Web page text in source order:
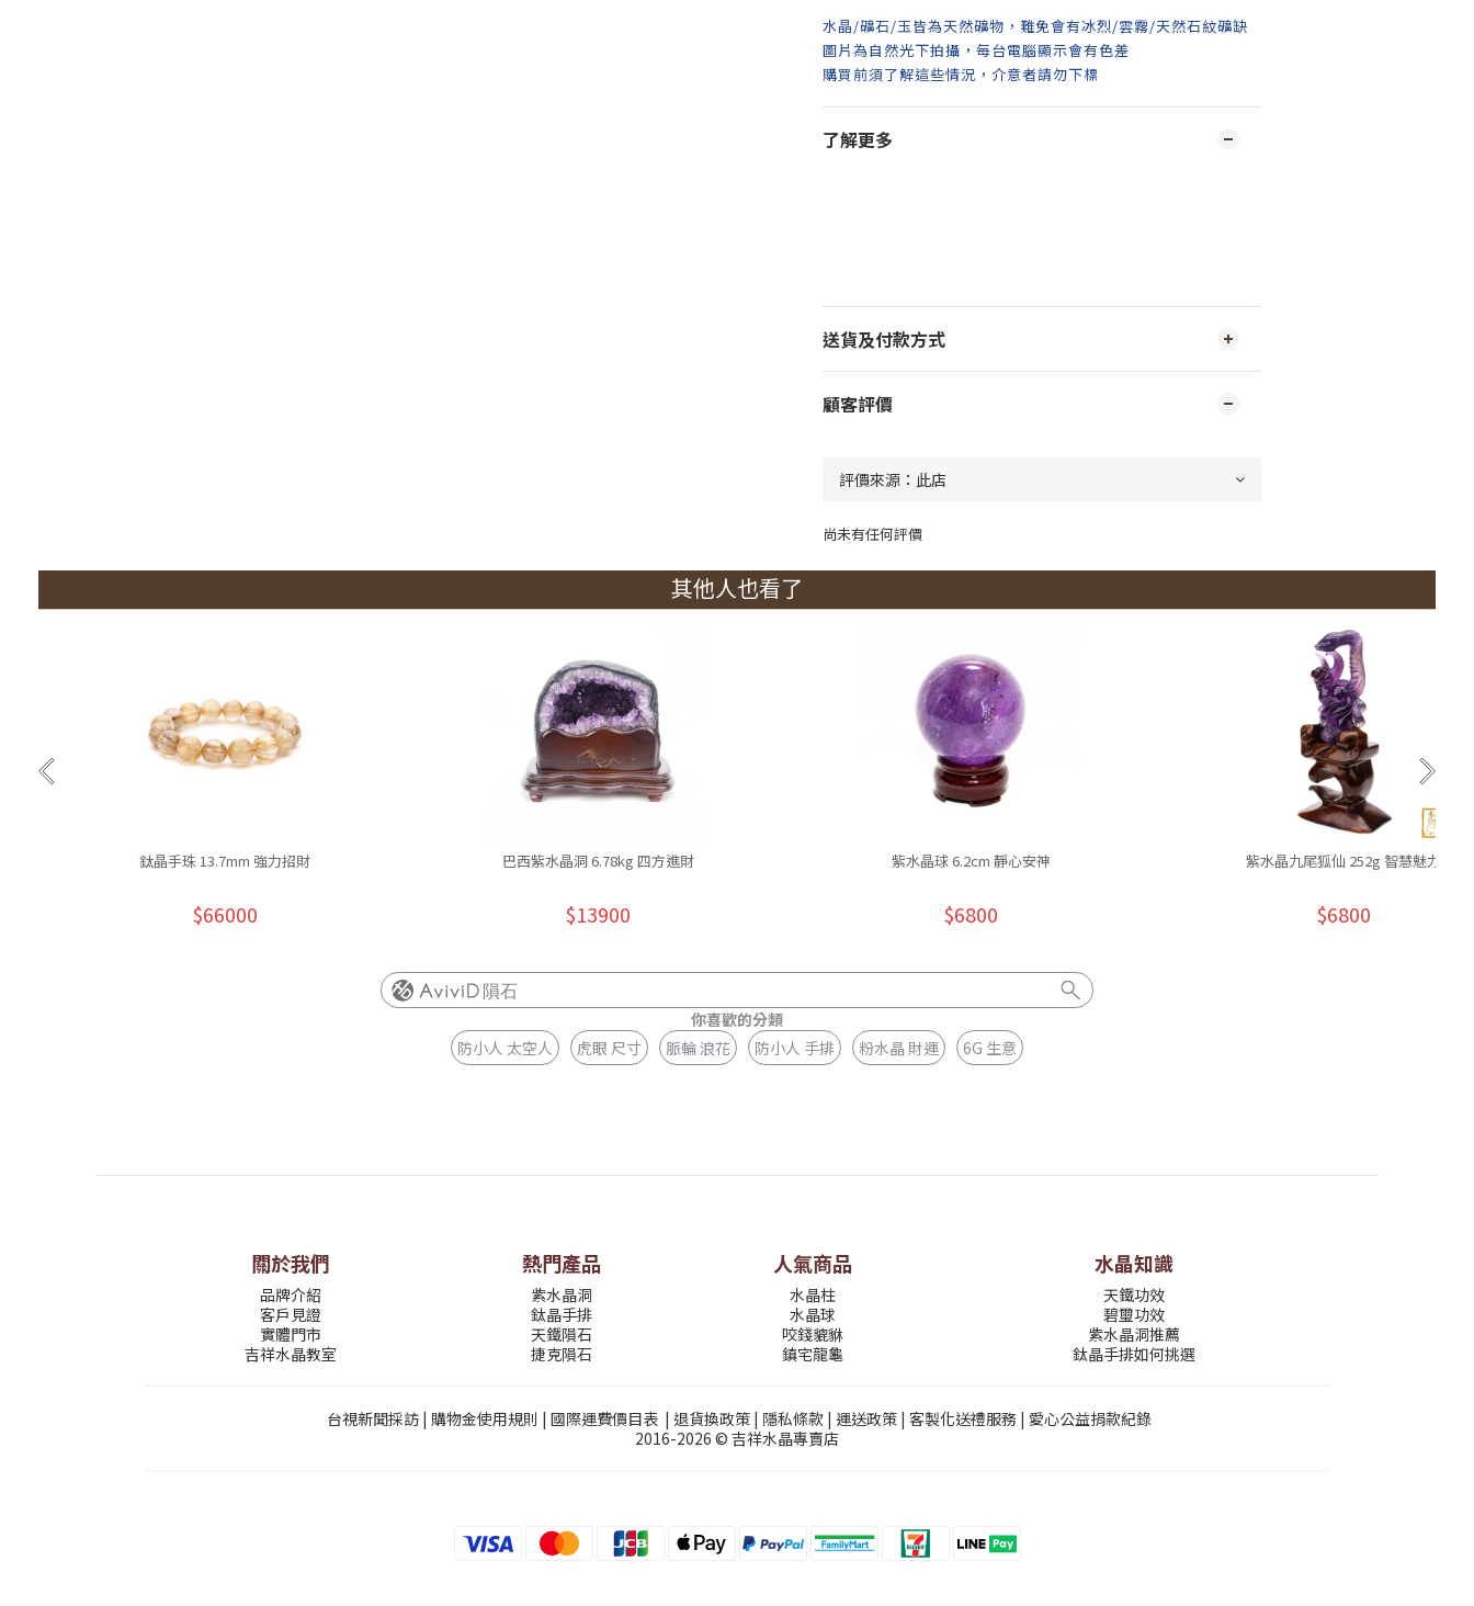
水晶/礦石/玉皆為天然礦物，難免會有冰烈/雲霧/天然石紋礦缺
圖片為自然光下拍攝，每台電腦顯示會有色差
購買前須了解這些情況，介意者請勿下標
了解更多
送貨及付款方式
顧客評價
尚未有任何評價
其他人也看了
鈦晶手珠 13.7mm 強力招財
$66000
巴西紫水晶洞 6.78kg 四方進財
$13900
紫水晶球 6.2cm 靜心安神
$6800
紫水晶九尾狐仙 252g 智慧魅力
$6800
隕石
你喜歡的分類
防小人 太空人
虎眼 尺寸 脈輪 浪花 防小人 手排 粉水晶 財運 6G 生意
關於我們
品牌介紹
客戶見證
實體門市
吉祥水晶教室
熱門產品
紫水晶洞
鈦晶手排
天鐵隕石
捷克隕石
人氣商品
水晶柱
水晶球
咬錢貔貅
鎮宅龍龜
水晶知識
天鐵功效
碧璽功效
紫水晶洞推薦
鈦晶手排如何挑選
台視新聞採訪| 購物金使用規則 | 國際運費價目表| 退貨換政策| 隱私條款| 運送政策| 客製化送禮服務 | 愛心公益捐款紀錄
2016-2026 © 吉祥水晶專賣店